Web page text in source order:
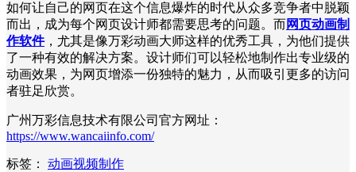
如何让自己的网页在这个信息爆炸的时代从众多竞争者中脱颖
而出，成为每个网页设计师都需要思考的问题。而网页动画制
作软件，尤其是像万彩动画大师这样的优秀工具，为他们提供
了一种有效的解决方案。设计师们可以轻松地制作出专业级的
动画效果，为网页增添一份独特的魅力，从而吸引更多的访问
者驻足欣赏。
广州万彩信息技术有限公司官方网址：
https://www.wancaiinfo.com/
标签：
动画视频制作